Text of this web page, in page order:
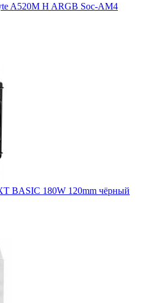
A520M H ARGB Soc-AM4
BASIC 180W 120mm чёрный